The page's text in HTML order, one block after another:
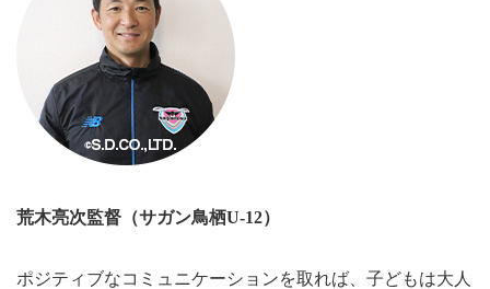
荒木亮次監督（サガン鳥栖U-12）
ポジティブなコミュニケーションを取れば、子どもは大人